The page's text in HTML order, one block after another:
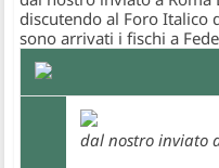
discutendo al Foro Italico
sono arrivati i fischi a
dal nostro inviato